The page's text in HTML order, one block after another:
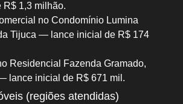
R$ 1,3 milhão.
no Condomínio Lumina
Tijuca — lance inicial de R$ 174
Residencial Fazenda Gramado,
lance inicial de R$ 671 mil.
(regiões atendidas)